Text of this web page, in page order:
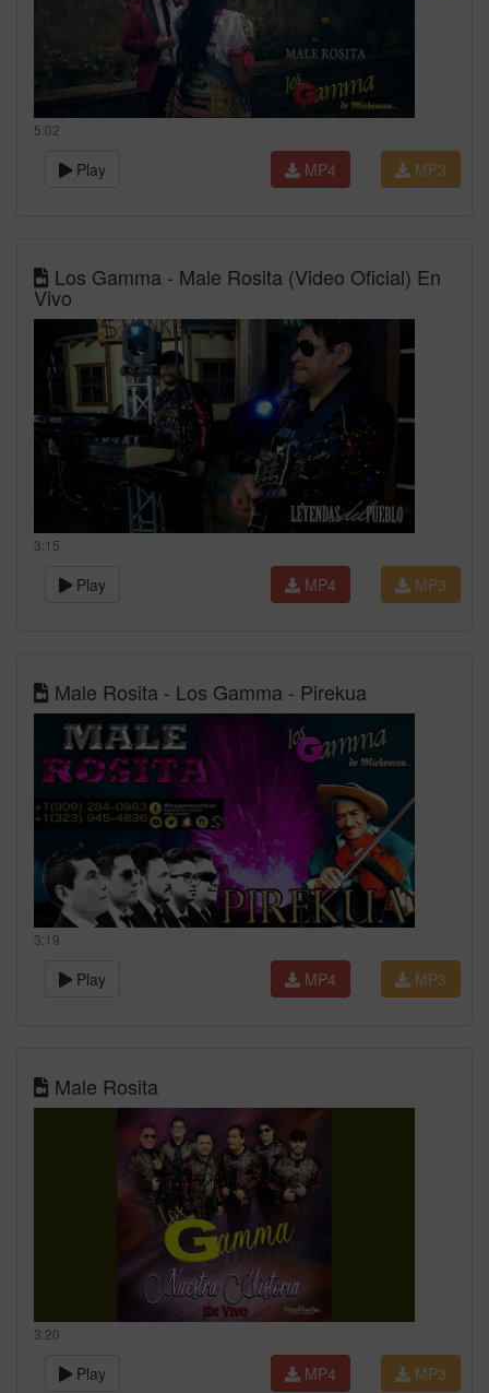
5:02
Play MP3
MP4
Los Gamma - Male Rosita (Video Oficial) En
Vivo
3:15
Play MP3
MP4
Male Rosita - Los Gamma - Pirekua
3:19
Play MP3
MP4
Male Rosita
3:20
Play MP3
MP4